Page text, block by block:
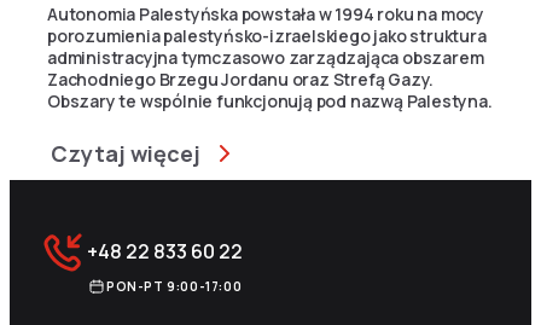
Autonomia Palestyńska powstała w 1994 roku na mocy
porozumienia palestyńsko-izraelskiego jako struktura
administracyjna tymczasowo zarządzająca obszarem
Zachodniego Brzegu Jordanu oraz Strefą Gazy.
Obszary te wspólnie funkcjonują pod nazwą Palestyna.
Czytaj więcej
+48 22 833 60 22
PON-PT 9:00-17:00